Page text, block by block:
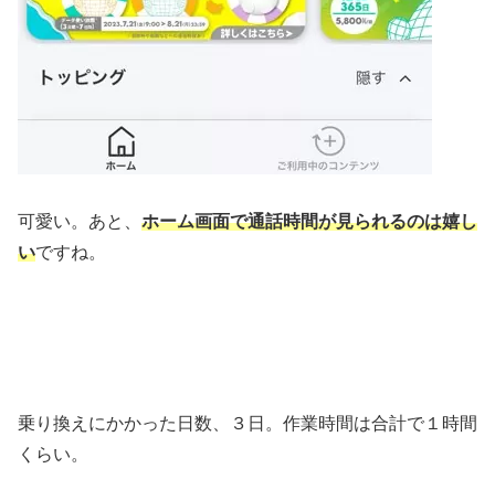
可愛い。あと、 ホーム画面で通話時間が見られるのは嬉し
いですね。
乗り換えにかかった日数、３日。作業時間は合計で１時間
くらい。